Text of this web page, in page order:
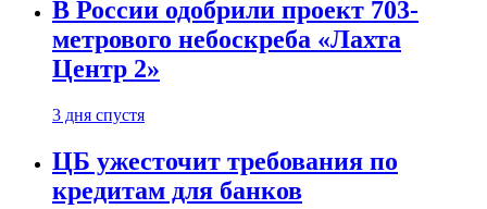
В России одобрили проект 703-
метрового небоскреба «Лахта
Центр 2»
3 дня спустя
ЦБ ужесточит требования по
кредитам для банков